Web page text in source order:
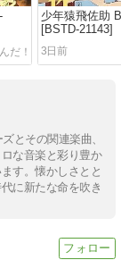
少年猿飛佐助
[BSTD-21143]
3日前
とその関連楽曲、
な音楽と彩り豊か
す。懐かしさとと
に新たな命を吹き